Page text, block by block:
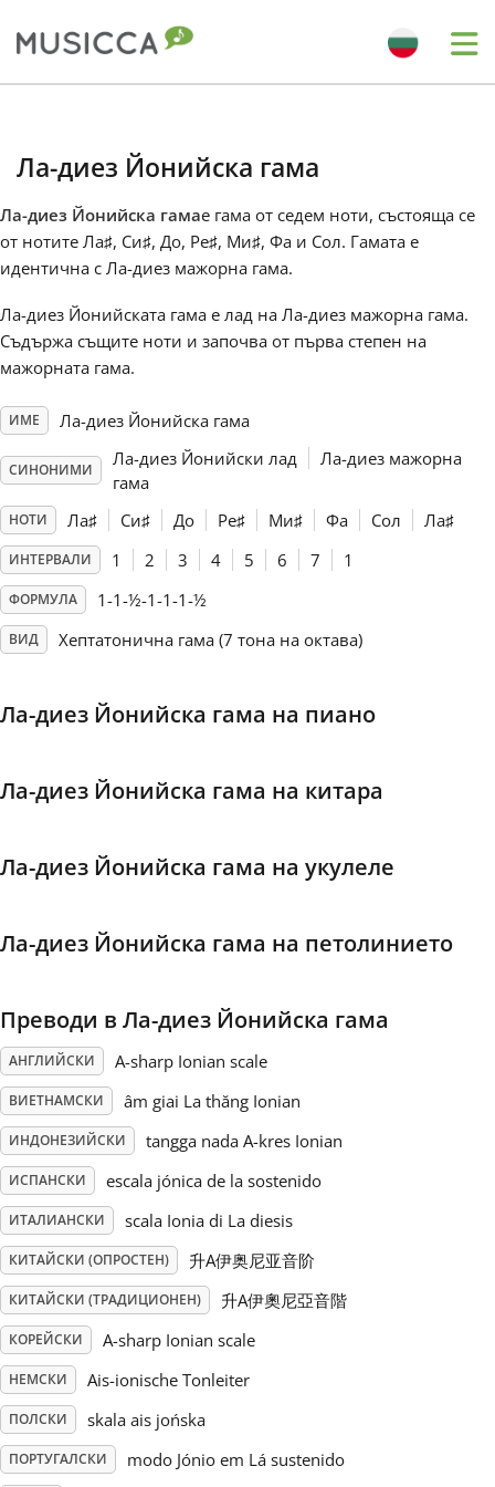
Dansk
Deutsch
Español
한국어
Русский
Svenska
Tiếng Việt
Türkçe
Українська
简体中文
繁體中文
Ла-диез Йонийска гама
Ла-диез Йонийска гамае гама от седем ноти, състояща се
от нотите Ла♯, Си♯, До, Ре♯, Ми♯, Фа и Сол. Гамата е
идентична с Ла-диез мажорна гама.
Ла-диез Йонийската гама е лад на Ла-диез мажорна гама.
Съдържа същите ноти и започва от първа степен на
мажорната гама.
ИМЕ Ла-диез Йонийска гама
СИНОНИМИ
Ла-диез Йонийски лад
Ла-диез мажорна
гама
НОТИ Ла♯ Си♯ До Ре♯ Ми♯ Фа Сол Ла♯
ИНТЕРВАЛИ 1 2 3 4 5 6 7 1
ФОРМУЛА 1-1-½-1-1-1-½
ВИД Хептатонична гама (7 тона на октава)
Ла-диез Йонийска гама на пиано
Ла-диез Йонийска гама на китара
Ла-диез Йонийска гама на укулеле
Ла-диез Йонийска гама на петолинието
Преводи в Ла-диез Йонийска гама
АНГЛИЙСКИ A-sharp Ionian scale
ВИЕТНАМСКИ âm giai La thăng Ionian
ИНДОНЕЗИЙСКИ tangga nada A-kres Ionian
ИСПАНСКИ escala jónica de la sostenido
ИТАЛИАНСКИ scala Ionia di La diesis
КИТАЙСКИ (ОПРОСТЕН) 升A伊奥尼亚音阶
КИТАЙСКИ (ТРАДИЦИОНЕН) 升A伊奧尼亞音階
КОРЕЙСКИ A-sharp Ionian scale
НЕМСКИ Ais-ionische Tonleiter
ПОЛСКИ skala ais jońska
ПОРТУГАЛСКИ modo Jónio em Lá sustenido